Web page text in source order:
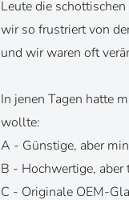
Leute die
wir so frustriert von
und wir waren oft
In jenen Tagen hatte
wollte:
A - Günstige, aber
B - Hochwertige, aber
C - Originale OEM-